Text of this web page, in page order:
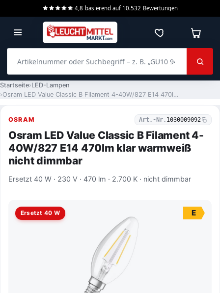
4,8 basierend auf 10.532 Bewertungen
Merkzettel
Startseite LED-Lampen
Osram LED Value Classic B Filament 4-40W/827 E14 470lm klar warmweiß nicht dimmbar
OSRAM Art.-Nr. 1030009092
Osram LED Value Classic B Filament 4-
40W/827 E14 470lm klar warmweiß
nicht dimmbar
Ersetzt 40 W · 230 V · 470 lm · 2.700 K · nicht dimmbar
Ersetzt 40 W E